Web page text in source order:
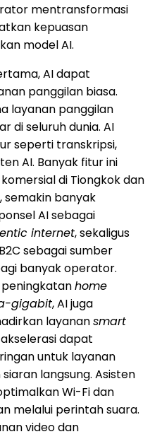
mentransformasi
kepuasan
model AI.
AI dapat
panggilan biasa.
layanan panggilan
di seluruh dunia. AI
seperti transkripsi,
AI. Banyak fitur ini
di Tiongkok dan
semakin banyak
AI sebagai
internet, sekaligus
sebagai sumber
banyak operator.
peningkatanhome
gigabit, AI juga
layanansmart
dapat
untuk layanan
langsung. Asisten
Wi-Fi dan
melalui perintah suara.
video dan